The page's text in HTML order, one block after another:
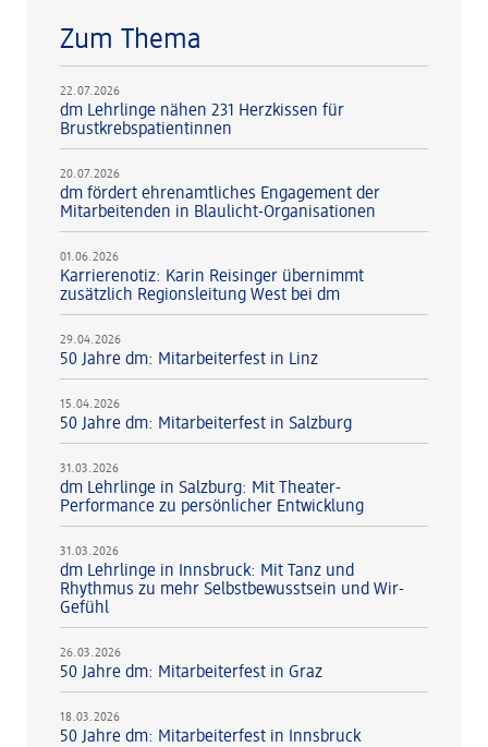
Zum Thema
22.07.2026
dm Lehrlinge nähen 231 Herzkissen für
Brustkrebspatientinnen
20.07.2026
dm fördert ehrenamtliches Engagement der
Mitarbeitenden in Blaulicht-Organisationen
01.06.2026
Karrierenotiz: Karin Reisinger übernimmt
zusätzlich Regionsleitung West bei dm
29.04.2026
50 Jahre dm: Mitarbeiterfest in Linz
15.04.2026
50 Jahre dm: Mitarbeiterfest in Salzburg
31.03.2026
dm Lehrlinge in Salzburg: Mit Theater-
Performance zu persönlicher Entwicklung
31.03.2026
dm Lehrlinge in Innsbruck: Mit Tanz und
Rhythmus zu mehr Selbstbewusstsein und Wir-
Gefühl
26.03.2026
50 Jahre dm: Mitarbeiterfest in Graz
18.03.2026
50 Jahre dm: Mitarbeiterfest in Innsbruck